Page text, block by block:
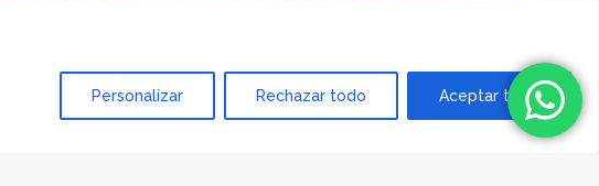
Personalizar Rechazar todo Aceptar todo